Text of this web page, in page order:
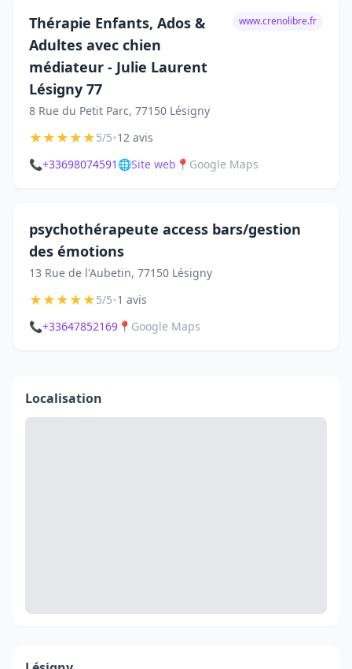
Thérapie Enfants, Ados &
Adultes avec chien
médiateur - Julie Laurent
Lésigny 77
8 Rue du Petit Parc, 77150 Lésigny
www.crenolibre.fr
★★★★★5/5•12 avis
📞+33698074591 🌐Site web 📍 Google Maps
psychothérapeute access bars/gestion
des émotions
13 Rue de l'Aubetin, 77150 Lésigny
★★★★★5/5•1 avis
📞+33647852169 📍 Google Maps
Localisation